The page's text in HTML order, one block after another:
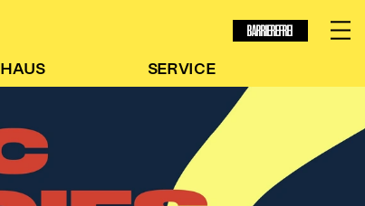
BARRIEREFREI
HAUS SERVICE